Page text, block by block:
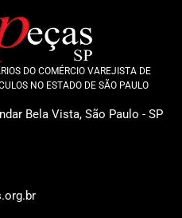
DO COMÉRCIO VAREJISTA DE
NO ESTADO DE SÃO PAULO
Bela Vista, São Paulo - SP